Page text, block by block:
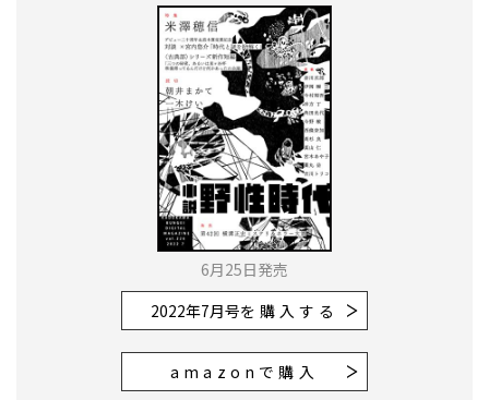
6月25日発売
2022年7月号を購入する
amazonで購入